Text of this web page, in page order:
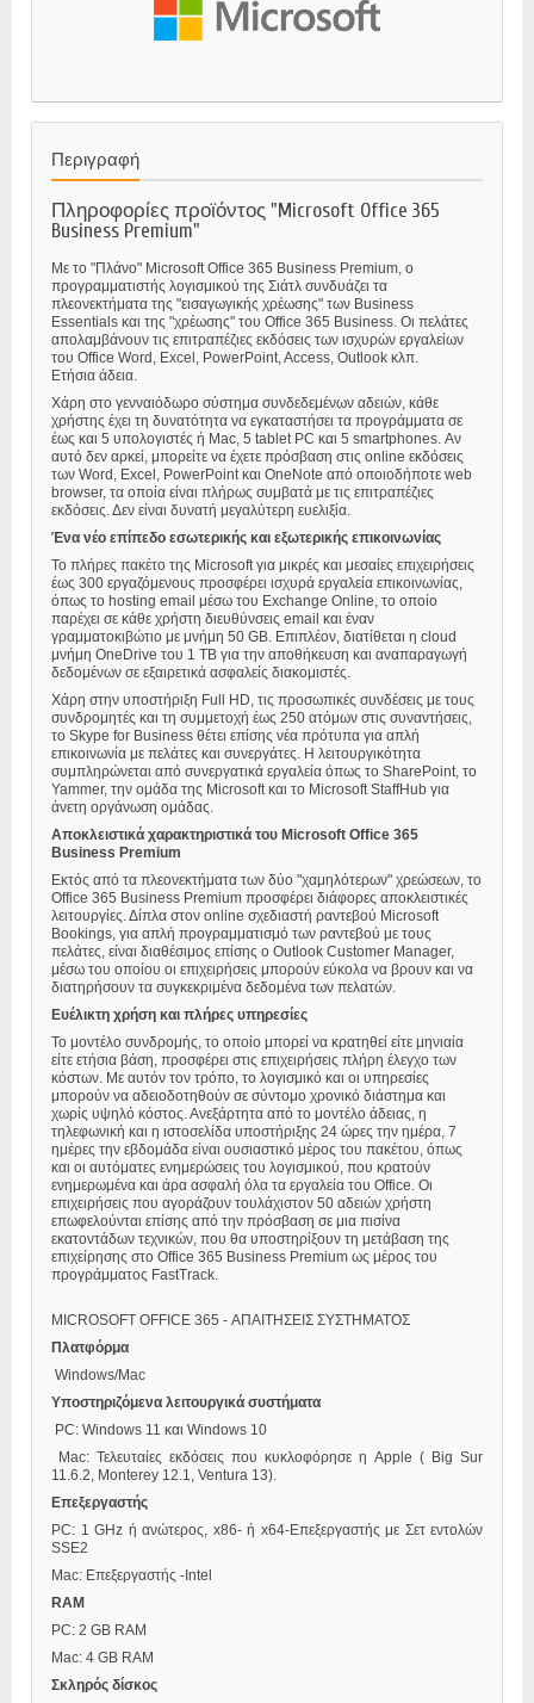
Περιγραφή
Πληροφορίες προϊόντος "Microsoft Office 365
Business Premium"
Με το "Πλάνο" Microsoft Office 365 Business Premium, ο
προγραμματιστής λογισμικού της Σιάτλ συνδυάζει τα
πλεονεκτήματα της "εισαγωγικής χρέωσης" των Business
Essentials και της "χρέωσης" του Office 365 Business. Οι πελάτες
απολαμβάνουν τις επιτραπέζιες εκδόσεις των ισχυρών εργαλείων
του Office Word, Excel, PowerPoint, Access, Outlook κλπ.
Ετήσια άδεια.
Χάρη στο γενναιόδωρο σύστημα συνδεδεμένων αδειών, κάθε
χρήστης έχει τη δυνατότητα να εγκαταστήσει τα προγράμματα σε
έως και 5 υπολογιστές ή Mac, 5 tablet PC και 5 smartphones. Αν
αυτό δεν αρκεί, μπορείτε να έχετε πρόσβαση στις online εκδόσεις
των Word, Excel, PowerPoint και OneNote από οποιοδήποτε web
browser, τα οποία είναι πλήρως συμβατά με τις επιτραπέζιες
εκδόσεις. Δεν είναι δυνατή μεγαλύτερη ευελιξία.
Ένα νέο επίπεδο εσωτερικής και εξωτερικής επικοινωνίας
Το πλήρες πακέτο της Microsoft για μικρές και μεσαίες επιχειρήσεις
έως 300 εργαζόμενους προσφέρει ισχυρά εργαλεία επικοινωνίας,
όπως το hosting email μέσω του Exchange Online, το οποίο
παρέχει σε κάθε χρήστη διευθύνσεις email και έναν
γραμματοκιβώτιο με μνήμη 50 GB. Επιπλέον, διατίθεται η cloud
μνήμη OneDrive του 1 TB για την αποθήκευση και αναπαραγωγή
δεδομένων σε εξαιρετικά ασφαλείς διακομιστές.
Χάρη στην υποστήριξη Full HD, τις προσωπικές συνδέσεις με τους
συνδρομητές και τη συμμετοχή έως 250 ατόμων στις συναντήσεις,
το Skype for Business θέτει επίσης νέα πρότυπα για απλή
επικοινωνία με πελάτες και συνεργάτες. Η λειτουργικότητα
συμπληρώνεται από συνεργατικά εργαλεία όπως το SharePoint, το
Yammer, την ομάδα της Microsoft και το Microsoft StaffHub για
άνετη οργάνωση ομάδας.
Αποκλειστικά χαρακτηριστικά του Microsoft Office 365
Business Premium
Εκτός από τα πλεονεκτήματα των δύο "χαμηλότερων" χρεώσεων, το
Office 365 Business Premium προσφέρει διάφορες αποκλειστικές
λειτουργίες. Δίπλα στον online σχεδιαστή ραντεβού Microsoft
Bookings, για απλή προγραμματισμό των ραντεβού με τους
πελάτες, είναι διαθέσιμος επίσης ο Outlook Customer Manager,
μέσω του οποίου οι επιχειρήσεις μπορούν εύκολα να βρουν και να
διατηρήσουν τα συγκεκριμένα δεδομένα των πελατών.
Ευέλικτη χρήση και πλήρες υπηρεσίες
Το μοντέλο συνδρομής, το οποίο μπορεί να κρατηθεί είτε μηνιαία
είτε ετήσια βάση, προσφέρει στις επιχειρήσεις πλήρη έλεγχο των
κόστων. Με αυτόν τον τρόπο, το λογισμικό και οι υπηρεσίες
μπορούν να αδειοδοτηθούν σε σύντομο χρονικό διάστημα και
χωρίς υψηλό κόστος. Ανεξάρτητα από το μοντέλο άδειας, η
τηλεφωνική και η ιστοσελίδα υποστήριξης 24 ώρες την ημέρα, 7
ημέρες την εβδομάδα είναι ουσιαστικό μέρος του πακέτου, όπως
και οι αυτόματες ενημερώσεις του λογισμικού, που κρατούν
ενημερωμένα και άρα ασφαλή όλα τα εργαλεία του Office. Οι
επιχειρήσεις που αγοράζουν τουλάχιστον 50 αδειών χρήστη
επωφελούνται επίσης από την πρόσβαση σε μια πισίνα
εκατοντάδων τεχνικών, που θα υποστηρίξουν τη μετάβαση της
επιχείρησης στο Office 365 Business Premium ως μέρος του
προγράμματος FastTrack.
MICROSOFT OFFICE 365 - ΑΠΑΙΤΗΣΕΙΣ ΣΥΣΤΗΜΑΤΟΣ
Πλατφόρμα
Windows/Mac
Υποστηριζόμενα λειτουργικά συστήματα
PC: Windows 11 και Windows 10
Mac: Τελευταίες εκδόσεις που κυκλοφόρησε η Apple ( Big Sur
11.6.2, Monterey 12.1, Ventura 13).
Επεξεργαστής
PC: 1 GHz ή ανώτερος, x86- ή x64-Επεξεργαστής με Σετ εντολών
SSE2
Mac: Επεξεργαστής -Intel
RAM
PC: 2 GB RAM
Mac: 4 GB RAM
Σκληρός δίσκος